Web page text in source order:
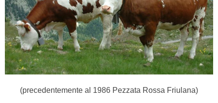
(precedentemente al 1986 Pezzata Rossa Friulana)